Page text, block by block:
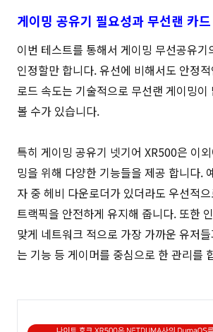
게이밍 공유기 필요성과 무선랜 카
이번 테스트를 통해서 게이밍 무선공유기
인정할만 합니다. 유선에 비해서도 안정
로드 속도는 기술적으로 무선랜 게이밍이
볼 수가 있습니다.
특히 게이밍 공유기 넷기어 XR500은 이
밍을 위해 다양한 기능들을 제공 합니다.
자 중 헤비 다운로더가 있더라도 우선적
트랙픽을 안전하게 유지해 줍니다. 또한
맞게 네트워크 적으로 가장 가까운 유저
는 기능 등 게이머를 중심으로 한 관리를